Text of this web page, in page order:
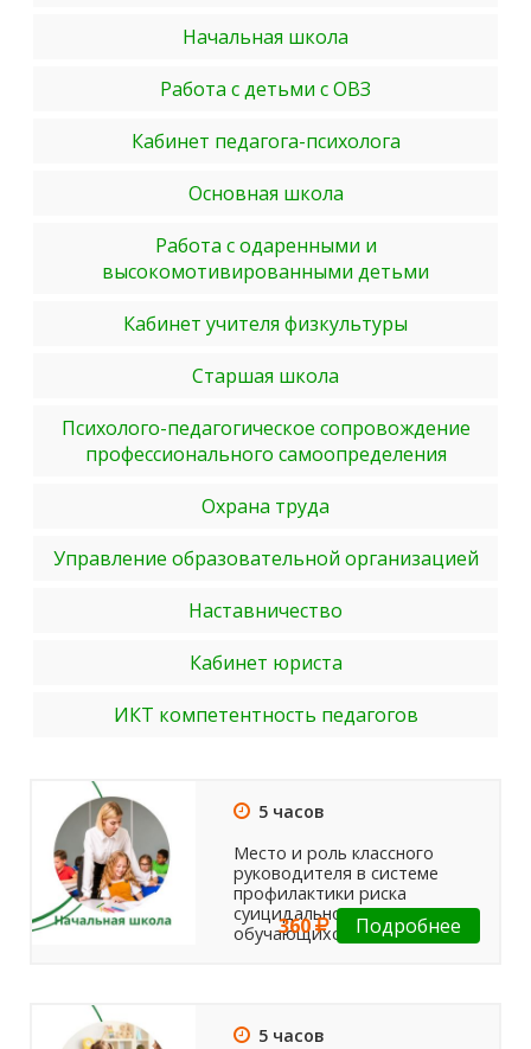
Начальная школа
Работа с детьми с ОВЗ
Кабинет педагога-психолога
Основная школа
Работа с одаренными и
высокомотивированными детьми
Кабинет учителя физкультуры
Старшая школа
Психолого-педагогическое сопровождение
профессионального самоопределения
Охрана труда
Управление образовательной организацией
Наставничество
Кабинет юриста
ИКТ компетентность педагогов
5 часов
Место и роль классного
руководителя в системе
профилактики риска
суицидального поведения
обучающихся
360 Подробнее
5 часов